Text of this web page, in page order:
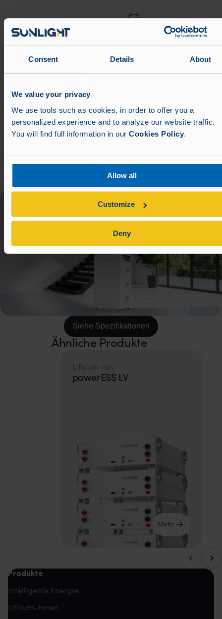
Consent Details About
We value your privacy
We use tools such as cookies, in order to offer you a
personalized experience and to analyze our website traffic.
You will find full information in our Cookies Policy.
Allow all
Customize
Deny
Maximale Kapazität
184,23 kWh
in den HV-Schaltkasten integriert
Siehe Spezifikationen
Ähnliche Produkte
Lithium-ion
powerESS LV
Mehr
Nach links blättern
Produkte
Intelligente Energie
Lithium-Ionen